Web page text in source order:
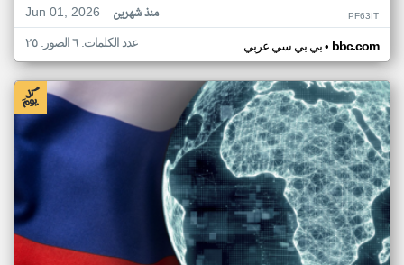
Jun 01, 2026
منذ شهرين PF63IT
بي بي سي عربي• bbc.com عدد الكلمات: ٦ الصور: ٢٥